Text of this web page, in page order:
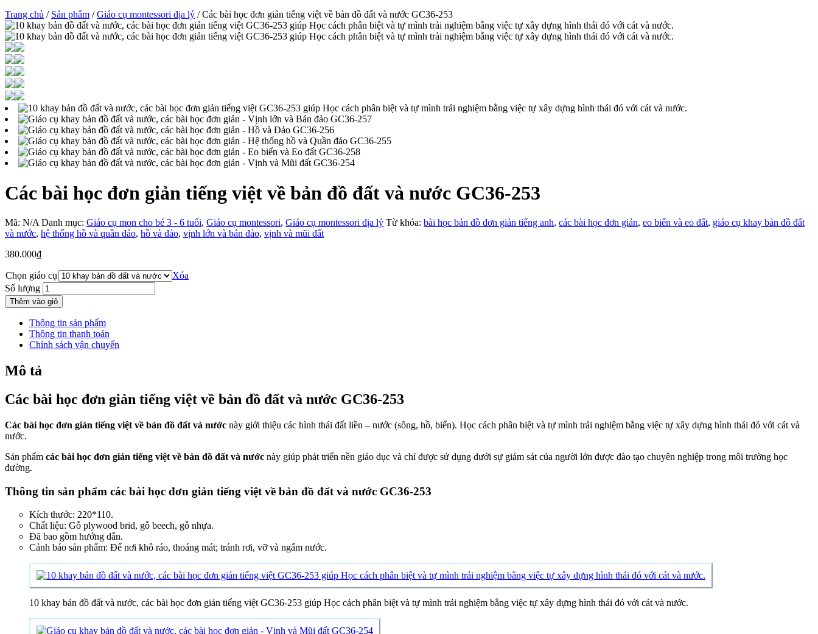
Trang chủ / Sản phẩm /Giáo cụ montessori địa lý / Các bài học đơn giản tiếng việt về bản đồ đất và nước GC36-253
Các bài học đơn giản tiếng việt về bản đồ đất và nước GC36-253
Mã: N/A Danh mục: Giáo cụ mon cho bé 3 - 6 tuổi, Giáo cụ montessori, Giáo cụ montessori địa lý Từ khóa: bài học bản đồ đơn giản tiếng anh, các bài học đơn giản, eo biển và eo đất, giáo cụ khay bản đồ đất
và nước, hệ thống hồ và quần đảo, hồ và đảo, vịnh lớn và bán đảo, vịnh và mũi đất
380.000₫
Chọn giáo cụ
Xóa
Số lượng
Thêm vào giỏ
Thông tin sản phẩm
Thông tin thanh toán
Chính sách vận chuyển
Mô tả
Các bài học đơn giản tiếng việt về bản đồ đất và nước GC36-253
Các bài học đơn giản tiếng việt về bản đồ đất và nước này giới thiệu các hình thái đất liền – nước (sông, hồ, biển). Học cách phân biệt và tự mình trải nghiệm bằng việc tự xây dựng hình thái đó với cát và
nước.
Sản phẩm các bài học đơn giản tiếng việt về bản đồ đất và nước này giúp phát triển nền giáo dục và chỉ được sử dụng dưới sự giám sát của người lớn được đào tạo chuyên nghiệp trong môi trường học
đường.
Thông tin sản phẩm các bài học đơn giản tiếng việt về bản đồ đất và nước GC36-253
Kích thước: 220*110.
Chất liệu: Gỗ plywood brid, gỗ beech, gỗ nhựa.
Đã bao gồm hướng dẫn.
Cảnh báo sản phẩm: Để nơi khô ráo, thoáng mát; tránh rơi, vỡ và ngấm nước.
10 khay bản đồ đất và nước, các bài học đơn giản tiếng việt GC36-253 giúp Học cách phân biệt và tự mình trải nghiệm bằng việc tự xây dựng hình thái đó với cát và nước.